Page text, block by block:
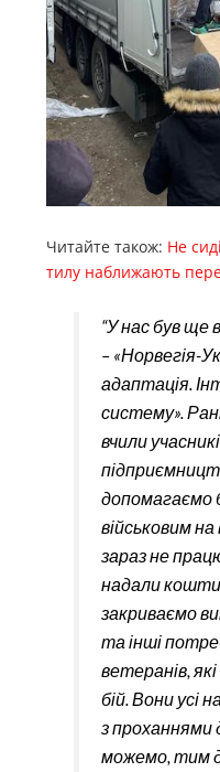
Читайте також: Не
тилу наближають
“У нас був ще
– «Норвегія-
адаптація.
систему».
вчили
допомагаємо
військовим на
зараз не
надали
закриваємо
та інші
ветеранів,
бій. Вони усі
з проханнями
можемо, тим